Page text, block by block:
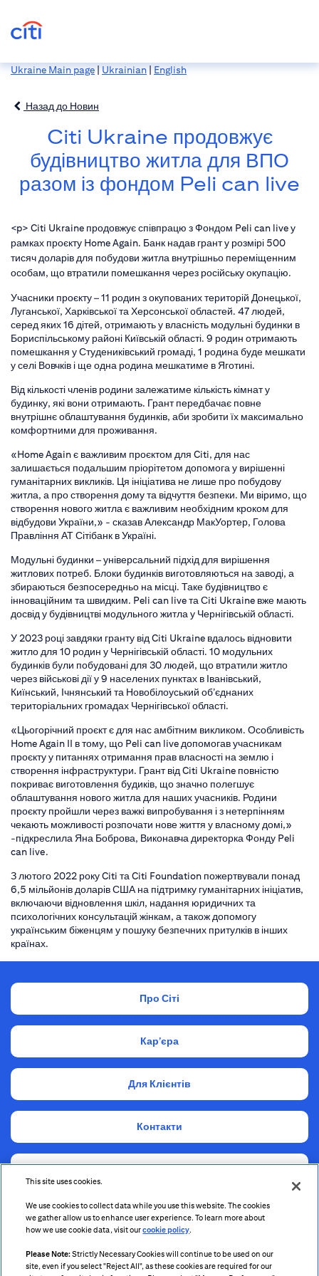
Ukraine Main page|Ukrainian|English
Назад до Новин
Citi Ukraine продовжує
будівництво житла для ВПО
разом із фондом Peli can live
<p> Citi Ukraine продовжує співпрацю з Фондом Peli can live у
рамках проєкту Home Again. Банк надав грант у розмірі 500
тисяч доларів для побудови житла внутрішньо переміщенним
особам, що втратили помешкання через російську окупацію.
Учасники проєкту – 11 родин з окупованих територій Донецької,
Луганської, Харківської та Херсонської областей. 47 людей,
серед яких 16 дітей, отримають у власність модульні будинки в
Бориспільському районі Київській області. 9 родин отримають
помешкання у Студениківський громаді, 1 родина буде мешкати
у селі Вовчків і ще одна родина мешкатиме в Яготині.
Від кількості членів родини залежатиме кількість кімнат у
будинку, які вони отримають. Грант передбачає повне
внутрішнє облаштування будинків, аби зробити їх максимально
комфортними для проживання.
«Home Again є важливим проєктом для Citi, для нас
залишається подальшим пріорітетом допомога у вирішенні
гуманітарних викликів. Ця ініціатива не лише про побудову
житла, а про створення дому та відчуття безпеки. Ми віримо, що
створення нового житла є важливим необхідним кроком для
відбудови України,» - сказав Александр МакУортер, Голова
Правління АТ Сітібанк в Україні.
Модульні будинки – універсальний підхід для вирішення
житлових потреб. Блоки будинків виготовляються на заводі, а
збираються безпосередньо на місці. Таке будівництво є
інноваційним та швидким. Peli can live та Сiti Ukraine вже мають
досвід у будівництві модульного житла у Чернігівській області.
У 2023 році завдяки гранту від Citi Ukraine вдалось відновити
житло для 10 родин у Чернігівській області. 10 модульних
будинків були побудовані для 30 людей, що втратили житло
через військові дії у 9 населених пунктах в Іванівський,
Киїнський, Ічнянський та Новобілоуський об’єднаних
територіальних громадах Чернігівської області.
«Цьогорічний проєкт є для нас амбітним викликом. Особливість
Home Again II в тому, що Peli can live допомогав учасникам
проєкту у питаннях отримання прав власності на землю і
створення інфраструктури. Грант від Citi Ukraine повністю
покриває виготовлення будиків, що значно полегшує
облаштування нового житла для наших учасників. Родини
проєкту пройшли через важкі випробування і з нетерпінням
чекають можливості розпочати нове життя у власному домі,»
-підкреслила Яна Боброва, Виконавча директорка Фонду Peli
can live.
З лютого 2022 року Citi та Citi Foundation пожертвували понад
6,5 мільйонів доларів США на підтримку гуманітарних ініціатив,
включаючи відновлення шкіл, надання юридичних та
психологічних консультацій жінкам, а також допомогу
українським біженцям у пошуку безпечних притулків в інших
країнах.
Про Сіті
Кар’єра
Для Клієнтів
Контакти
Інформація для акціонерів та стейкхолдерів
This site uses cookies.
We use cookies to collect data while you use this website. The cookies
we gather allow us to enhance user experience. To learn more about
how we use cookie data, visit ourcookie policy.
Please Note:Strictly Necessary Cookies will continue to be used on our
site, even if you select "Reject All", as these cookies are required for our